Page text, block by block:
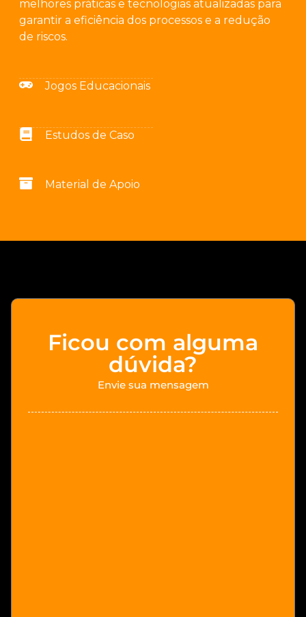
melhores práticas e tecnologias atualizadas para
garantir a eficiência dos processos e a redução
de riscos.
Jogos Educacionais
Estudos de Caso
Material de Apoio
Ficou com alguma
dúvida?
Envie sua mensagem